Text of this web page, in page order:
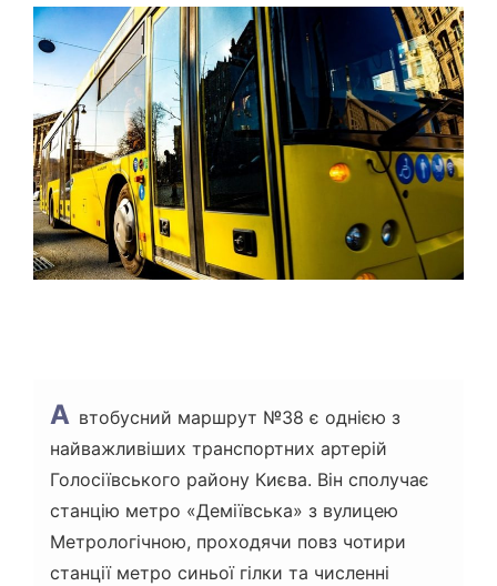
О
В
Н
И
Ч
С
Ч
И
Т
А
Н
Н
Я
А втобусний маршрут №38 є однією з
найважливіших транспортних артерій
Голосіївського району Києва. Він сполучає
станцію метро «Деміївська» з вулицею
Метрологічною, проходячи повз чотири
станції метро синьої гілки та численні